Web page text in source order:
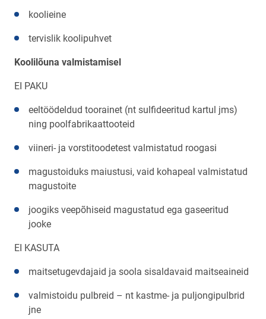
koolieine
tervislik koolipuhvet
Koolilõuna valmistamisel
EI PAKU
eeltöödeldud toorainet (nt sulfideeritud kartul jms)
ning poolfabrikaattooteid
viineri- ja vorstitoodetest valmistatud roogasi
magustoiduks maiustusi, vaid kohapeal valmistatud
magustoite
joogiks veepõhiseid magustatud ega gaseeritud
jooke
EI KASUTA
maitsetugevdajaid ja soola sisaldavaid maitseaineid
valmistoidu pulbreid – nt kastme- ja puljongipulbrid
jne